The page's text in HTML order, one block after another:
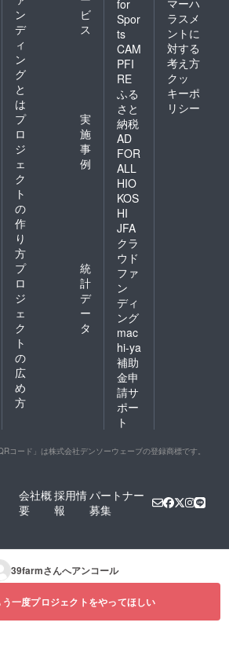
ン
デ
ィ
ン
グ
と
は
ビ
ス
プ
ロ
ジ
ェ
ク
ト
の
作
り
方
実
施
事
例
プ
ロ
ジ
ェ
ク
ト
の
広
め
方
統
計
デ
ー
タ
for
Spor
ts
CAM
PFI
RE
ふる
さと
納税
AD
FOR
ALL
HIO
KOS
HI
JFA
クラ
ウド
ファ
ン
ディ
ング
mac
hi-ya
補助
金申
請サ
ポー
ト
マーハ
ラスメ
ントに
対する
考え方
クッ
キーポ
リシー
QRコード」は株式会社デンソーウェーブの登録商標です。
会社概
要
採用情
報
パートナー
募集
39farmさんへアンコール
う一度プロジェクトをやってほしい